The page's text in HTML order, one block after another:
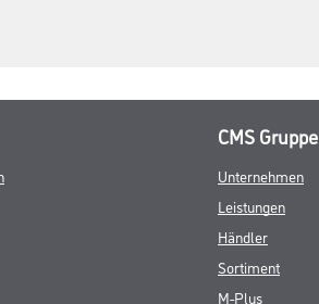
CMS Gruppe
Unternehmen
Leistungen
Händler
Sortiment
M-Plus